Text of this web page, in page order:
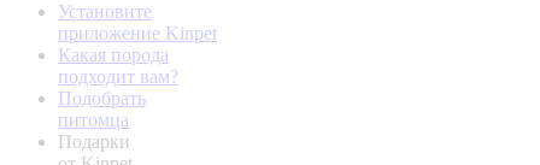
Установите
приложение Kinpet
Какая порода
подходит вам?
Подобрать
питомца
Подарки